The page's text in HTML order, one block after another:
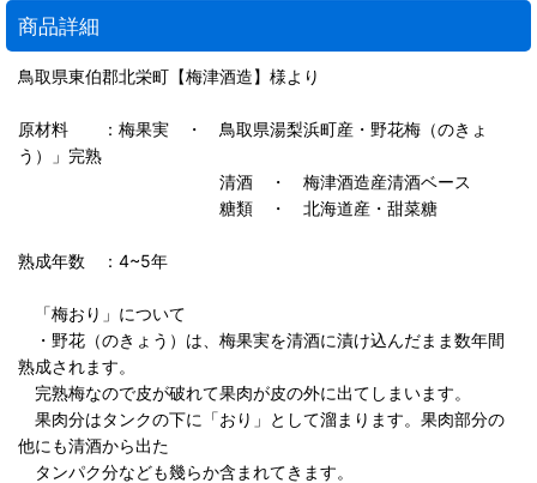
商品詳細
鳥取県東伯郡北栄町【梅津酒造】様より
原材料 ：梅果実 ・ 鳥取県湯梨浜町産・野花梅（のきょ
う）」完熟
清酒 ・ 梅津酒造産清酒ベース
糖類 ・ 北海道産・甜菜糖
熟成年数 ：4~5年
「梅おり」について
・野花（のきょう）は、梅果実を清酒に漬け込んだまま数年間
熟成されます。
完熟梅なので皮が破れて果肉が皮の外に出てしまいます。
果肉分はタンクの下に「おり」として溜まります。果肉部分の
他にも清酒から出た
タンパク分なども幾らか含まれてきます。